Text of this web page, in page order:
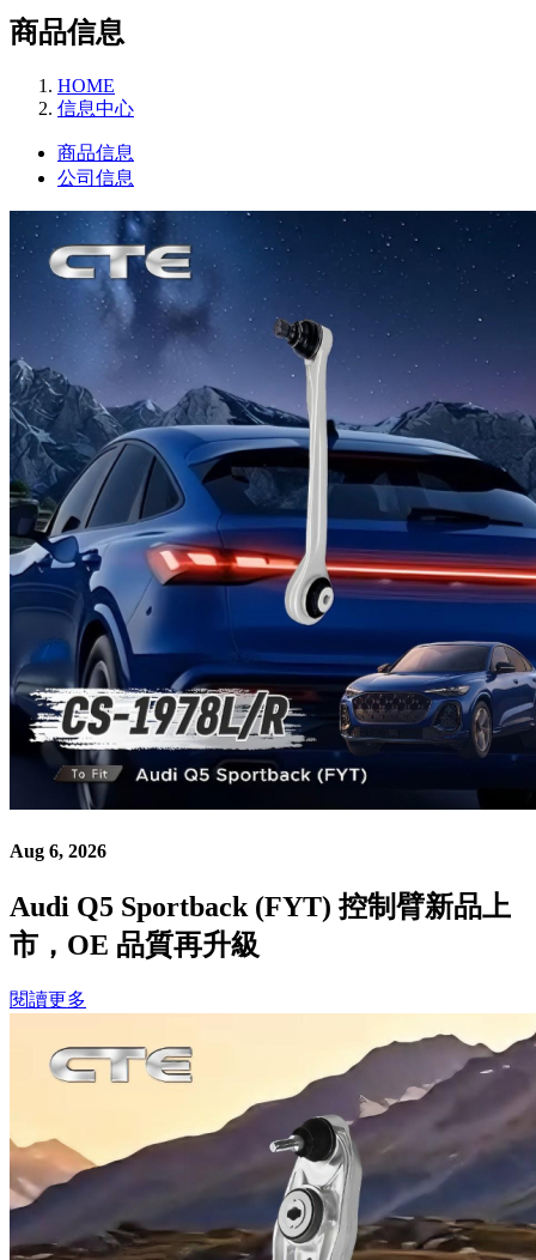
商品信息
HOME
信息中心
商品信息
公司信息
Aug 6, 2026
Audi Q5 Sportback (FYT) 控制臂新品上
市，OE 品質再升級
閱讀更多